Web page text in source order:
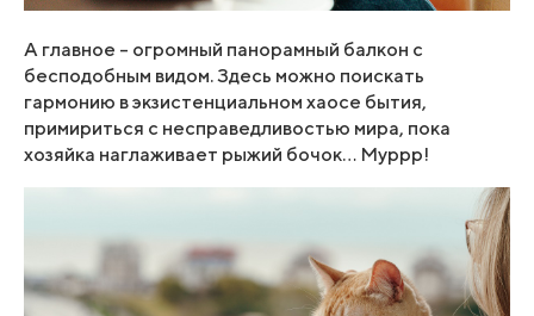
А главное – огромный панорамный балкон с
бесподобным видом. Здесь можно поискать
гармонию в экзистенциальном хаосе бытия,
примириться с несправедливостью мира, пока
хозяйка наглаживает рыжий бочок… Муррр!